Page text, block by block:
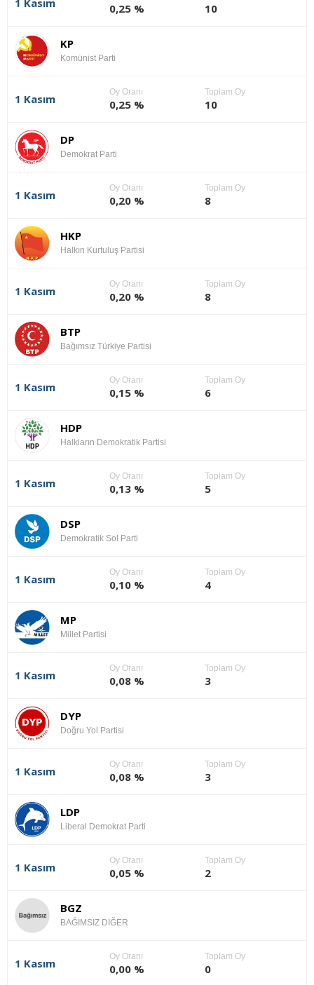
1 Kasım 0,25 % 10
KP
Komünist Parti
1 Kasım
Oy Oranı
0,25 %
Toplam Oy
10
DP
Demokrat Parti
1 Kasım
Oy Oranı
0,20 %
Toplam Oy
8
HKP
Halkın Kurtuluş Partisi
1 Kasım
Oy Oranı
0,20 %
Toplam Oy
8
BTP
Bağımsız Türkiye Partisi
1 Kasım
Oy Oranı
0,15 %
Toplam Oy
6
HDP
Halkların Demokratik Partisi
1 Kasım
Oy Oranı
0,13 %
Toplam Oy
5
DSP
Demokratik Sol Parti
1 Kasım
Oy Oranı
0,10 %
Toplam Oy
4
MP
Millet Partisi
1 Kasım
Oy Oranı
0,08 %
Toplam Oy
3
DYP
Doğru Yol Partisi
1 Kasım
Oy Oranı
0,08 %
Toplam Oy
3
LDP
Liberal Demokrat Parti
1 Kasım
Oy Oranı
0,05 %
Toplam Oy
2
BGZ
BAĞIMSIZ DİĞER
1 Kasım
Oy Oranı
0,00 %
Toplam Oy
0